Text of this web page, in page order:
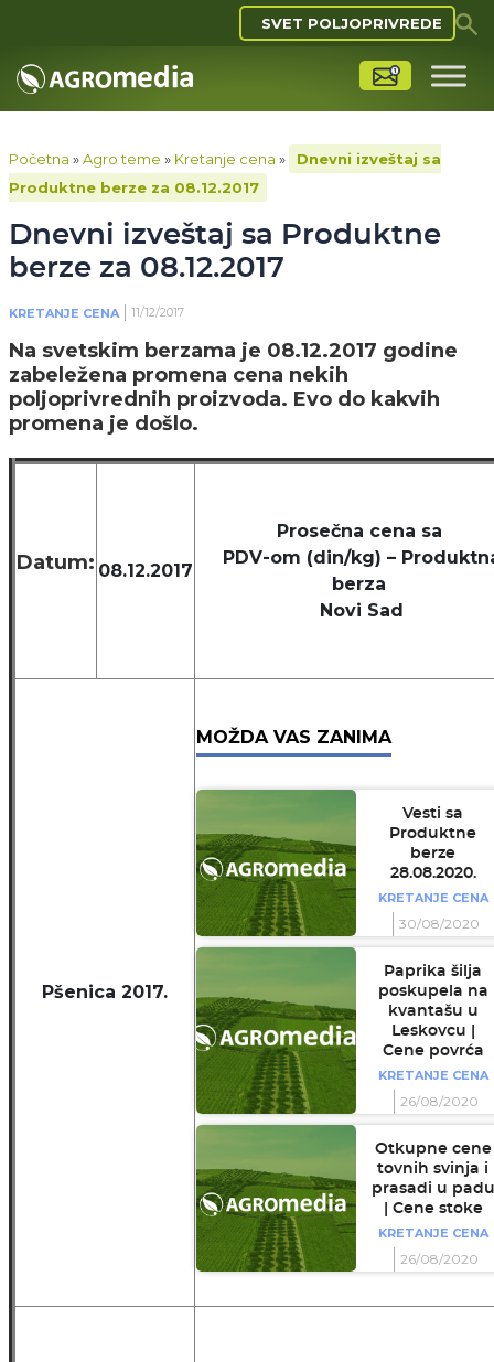
SVET POLJOPRIVREDE
Početna »Agro teme » Kretanje cena »
Dnevni izveštaj sa
Produktne berze za 08.12.2017
Dnevni izveštaj sa Produktne
berze za 08.12.2017
KRETANJE CENA 11/12/2017
Na svetskim berzama je 08.12.2017 godine
zabeležena promena cena nekih
poljoprivrednih proizvoda. Evo do kakvih
promena je došlo.
Datum: 08.12.2017
Prosečna cena sa
PDV-om (din/kg) –
berza
Novi Sad
Pšenica 2017.
MOŽDA VAS ZANIMA
Vesti sa
Produktne
berze
28.08.2020.
KRETANJE CENA
30/08/2020
Paprika šilja
poskupela na
kvantašu u
Leskovcu |
Cene povrća
KRETANJE CENA
26/08/2020
Otkupne cene
tovnih svinja i
prasadi u padu
| Cene stoke
KRETANJE CENA
26/08/2020